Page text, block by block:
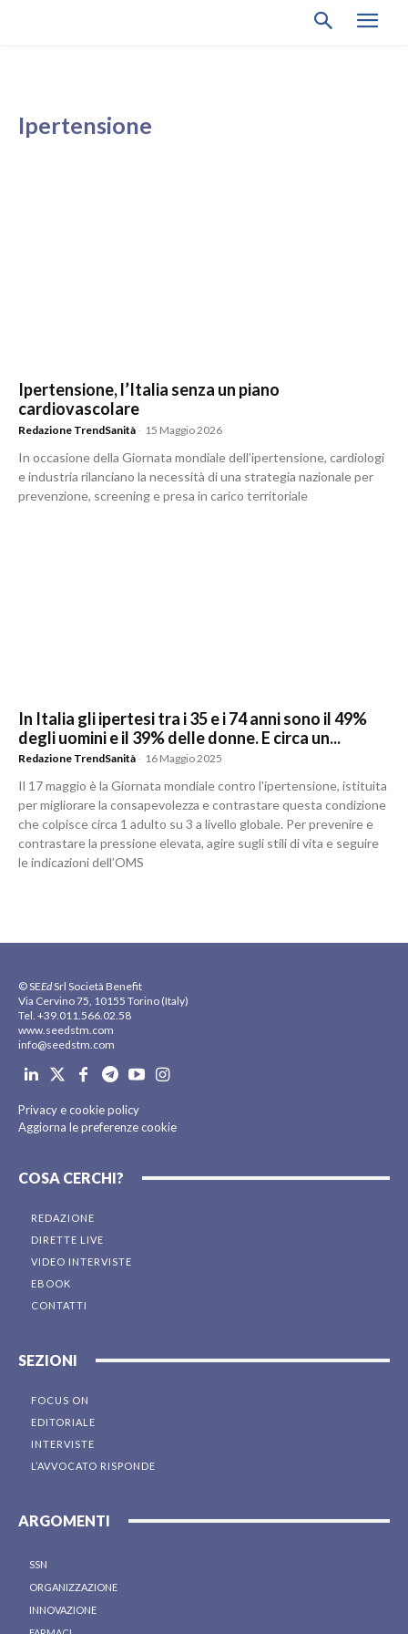
Ipertensione
Ipertensione, l’Italia senza un piano
cardiovascolare
Redazione TrendSanità - 15 Maggio 2026
In occasione della Giornata mondiale dell’ipertensione, cardiologi
e industria rilanciano la necessità di una strategia nazionale per
prevenzione, screening e presa in carico territoriale
In Italia gli ipertesi tra i 35 e i 74 anni sono il 49%
degli uomini e il 39% delle donne. E circa un...
Redazione TrendSanità - 16 Maggio 2025
Il 17 maggio è la Giornata mondiale contro l'ipertensione, istituita
per migliorare la consapevolezza e contrastare questa condizione
che colpisce circa 1 adulto su 3 a livello globale. Per prevenire e
contrastare la pressione elevata, agire sugli stili di vita e seguire
le indicazioni dell’OMS
© SEEdSrl Società Benefit
Via Cervino 75, 10155 Torino (Italy)
Tel. +39.011.566.02.58
www.seedstm.com
info@seedstm.com
Privacy e cookie policy
Aggiorna le preferenze cookie
COSA CERCHI?
REDAZIONE
DIRETTE LIVE
VIDEO INTERVISTE
EBOOK
CONTATTI
SEZIONI
FOCUS ON
EDITORIALE
INTERVISTE
L’AVVOCATO RISPONDE
ARGOMENTI
SSN
ORGANIZZAZIONE
INNOVAZIONE